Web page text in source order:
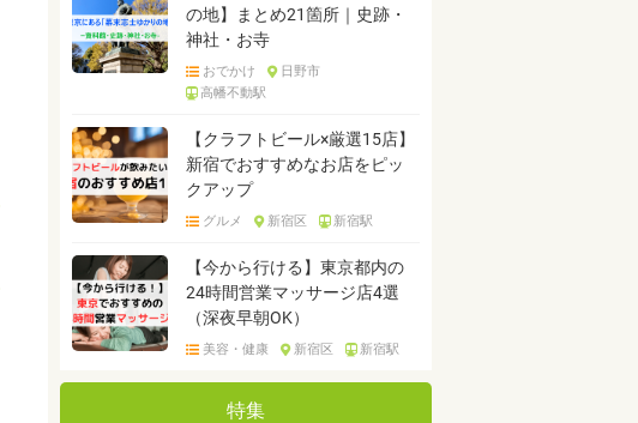
の地】まとめ21箇所｜史跡・
神社・お寺
おでかけ
日野市
高幡不動駅
【クラフトビール×厳選15店】
新宿でおすすめなお店をピッ
クアップ
グルメ 新宿区 新宿駅
【今から行ける】東京都内の
24時間営業マッサージ店4選
（深夜早朝OK）
美容・健康 新宿区 新宿駅
特集